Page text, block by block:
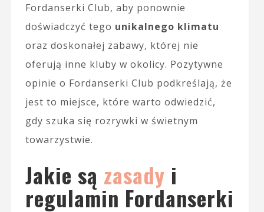
Fordanserki Club, aby ponownie
doświadczyć tego unikalnego klimatu
oraz doskonałej zabawy, której nie
oferują inne kluby w okolicy. Pozytywne
opinie o Fordanserki Club podkreślają, że
jest to miejsce, które warto odwiedzić,
gdy szuka się rozrywki w świetnym
towarzystwie.
Jakie są zasady i
regulamin Fordanserki